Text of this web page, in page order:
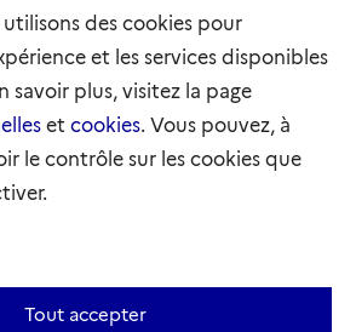
des cookies pour
et les services disponibles
savoir plus, visitez la page
et cookies. Vous pouvez, à
le contrôle sur les cookies que
Tout accepter
legifrance.gouv.fr